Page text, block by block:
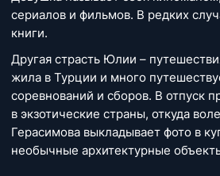
сериалов и фильмов. В редких
книги.
Другая страсть Юлии –
жила в Турции и много
соревнований и сборов. В отпуск
в экзотические страны, откуда
Герасимова выкладывает фото в
необычные архитектурные